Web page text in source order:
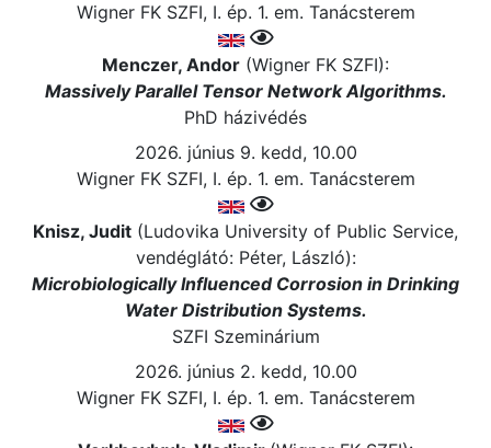
Wigner FK SZFI, I. ép. 1. em. Tanácsterem
Menczer, Andor (Wigner FK SZFI):
Massively Parallel Tensor Network Algorithms.
PhD házivédés
2026. június 9. kedd, 10.00
Wigner FK SZFI, I. ép. 1. em. Tanácsterem
Knisz, Judit (Ludovika University of Public Service,
vendéglátó: Péter, László):
Microbiologically Influenced Corrosion in Drinking
Water Distribution Systems.
SZFI Szeminárium
2026. június 2. kedd, 10.00
Wigner FK SZFI, I. ép. 1. em. Tanácsterem